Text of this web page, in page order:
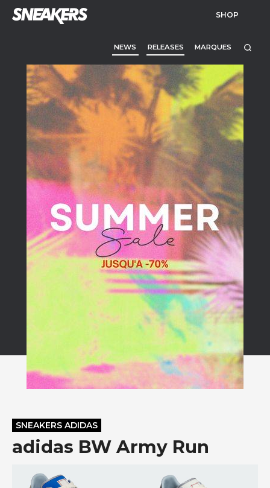
SHOP
NEWS RELEASES MARQUES
SNEAKERS ADIDAS
adidas BW Army Run